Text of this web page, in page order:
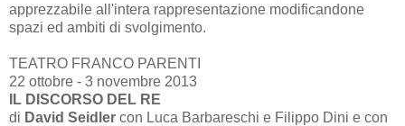
apprezzabile all'intera rappresentazione modificandone
spazi ed ambiti di svolgimento.
TEATRO FRANCO PARENTI
22 ottobre - 3 novembre 2013
IL DISCORSO DEL RE
di David Seidler con Luca Barbareschi e Filippo Dini e con